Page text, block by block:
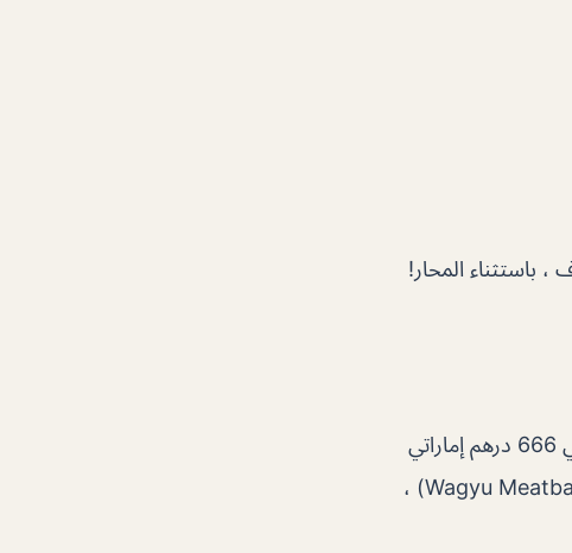
باستثناء المحار!
ذهبت هنا لتناول العشاء وتناولت عرض Beef Wellington الخاص. نجح هذا في 666 درهم إماراتي
لشخصين حيث كان لدينا 3 مقبلات (Wagyu Meatballs، Ceaser Salad and Tuna Tartare) ،